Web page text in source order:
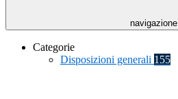
navigazione
Categorie
Disposizioni generali 155